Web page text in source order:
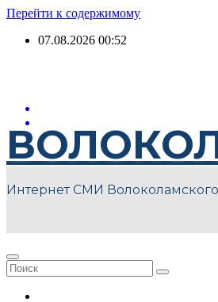
Перейти к содержимому
07.08.2026 00:52
Интернет СМИ